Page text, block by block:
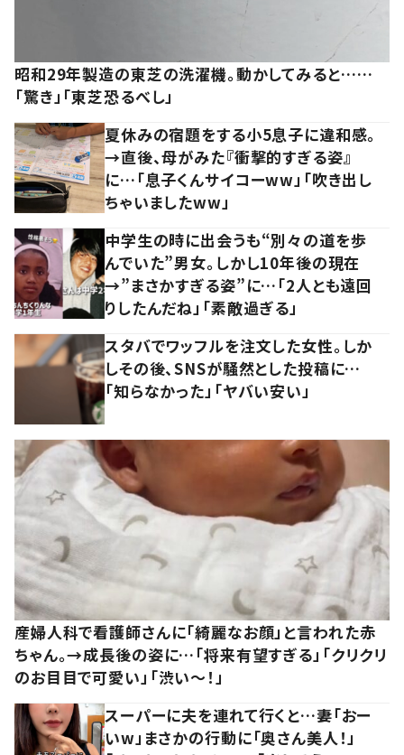
昭和29年製造の東芝の洗濯機。動かしてみると……
「驚き」「東芝恐るべし」
夏休みの宿題をする小5息子に違和感。
→直後、母がみた『衝撃的すぎる姿』
に…「息子くんサイコーww」「吹き出し
ちゃいましたww」
中学生の時に出会うも“別々の道を歩
んでいた”男女。しかし10年後の現在
→”まさかすぎる姿”に…「2人とも遠回
りしたんだね」「素敵過ぎる」
スタバでワッフルを注文した女性。しか
しその後、SNSが騒然とした投稿に…
「知らなかった」「ヤバい安い」
産婦人科で看護師さんに「綺麗なお顔」と言われた赤
ちゃん。→成長後の姿に…「将来有望すぎる」「クリクリ
のお目目で可愛い」「渋い～！」
スーパーに夫を連れて行くと…妻「おー
いw」まさかの行動に「奥さん美人！」